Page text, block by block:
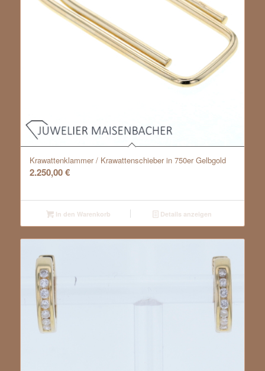
Krawattenklammer / Krawattenschieber in 750er Gelbgold
2.250,00€
In den Warenkorb Details anzeigen